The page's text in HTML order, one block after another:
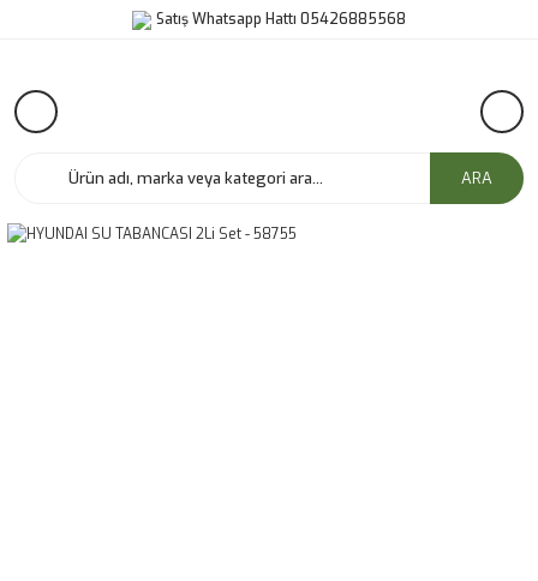
Satış Whatsapp Hattı 05426885568
ARA